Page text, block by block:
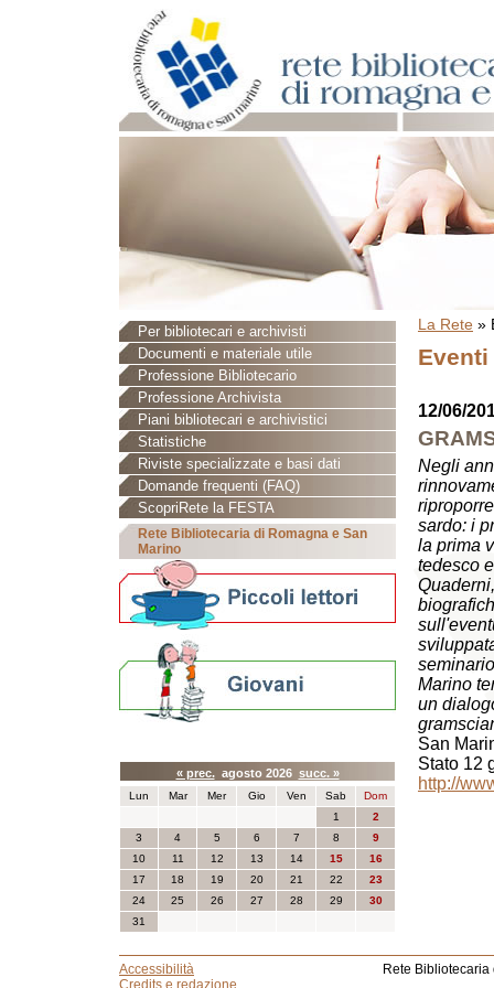
La Rete »
Eventi
12/06/
Negli
sardo: i
la prima
tedesco
Marino
un
San
Stato 12
http://
Per bibliotecari e archivisti
Documenti e materiale utile
Professione Bibliotecario
Professione Archivista
Piani bibliotecari e archivistici
Statistiche
Riviste specializzate e basi dati
Domande frequenti (FAQ)
ScopriRete la FESTA
Rete Bibliotecaria di Romagna e San
Marino
« prec.agosto 2026 succ. »
Lun Mar Mer Gio Ven Sab
Dom
1
2
3
4 5 6 7 8
9
10
11 12 13 14 15
16
17
18 19 20 21 22
23
24
25 26 27 28 29
30
31
Accessibilità
Credits e redazione
Rete